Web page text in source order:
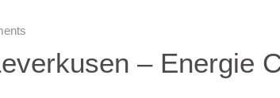
– Energie